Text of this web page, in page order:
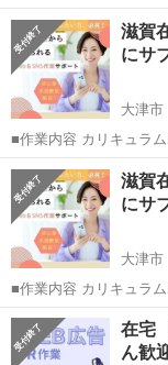
わせのメッセージやり取り、SNS
してお 仕 事していた
めます☆ ...
滋賀 大津市 キ
滋賀
にサ
大津市
■作業内容 カリキュラ
わせのメッセージやり取り、SNS
してお 仕 事していた
めます☆ ...
滋賀 大津市 キ
滋賀
にサ
大津市
■作業内容 カリキュラ
わせのメッセージやり取り、SNS
してお 仕 事していた
めます☆ ...
滋賀 キ
在宅
ん歓